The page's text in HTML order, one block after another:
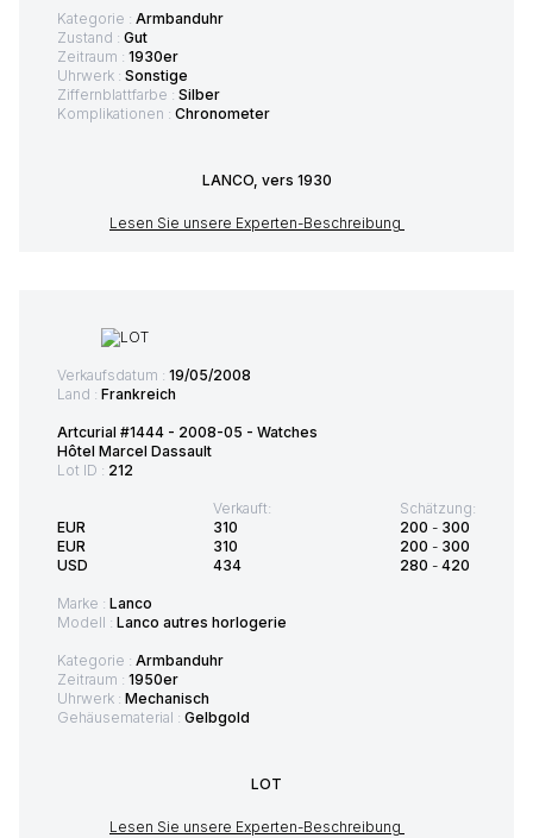
Kategorie : Armbanduhr
Zustand : Gut
Zeitraum : 1930er
Uhrwerk : Sonstige
Ziffernblattfarbe : Silber
Komplikationen : Chronometer
LANCO, vers 1930
Lesen Sie unsere Experten-Beschreibung
Verkaufsdatum : 19/05/2008
Land : Frankreich
Artcurial #1444 - 2008-05 - Watches
Hôtel Marcel Dassault
Lot ID : 212
EUR
EUR
USD
Verkauft:
310
310
434
Schätzung:
200 - 300
200 - 300
280 - 420
Marke : Lanco
Modell : Lanco autres horlogerie
Kategorie : Armbanduhr
Zeitraum : 1950er
Uhrwerk : Mechanisch
Gehäusematerial : Gelbgold
LOT
Lesen Sie unsere Experten-Beschreibung